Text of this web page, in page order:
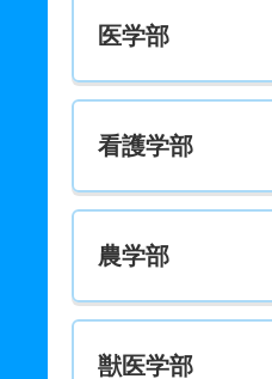
医学部
看護学部
農学部
獣医学部